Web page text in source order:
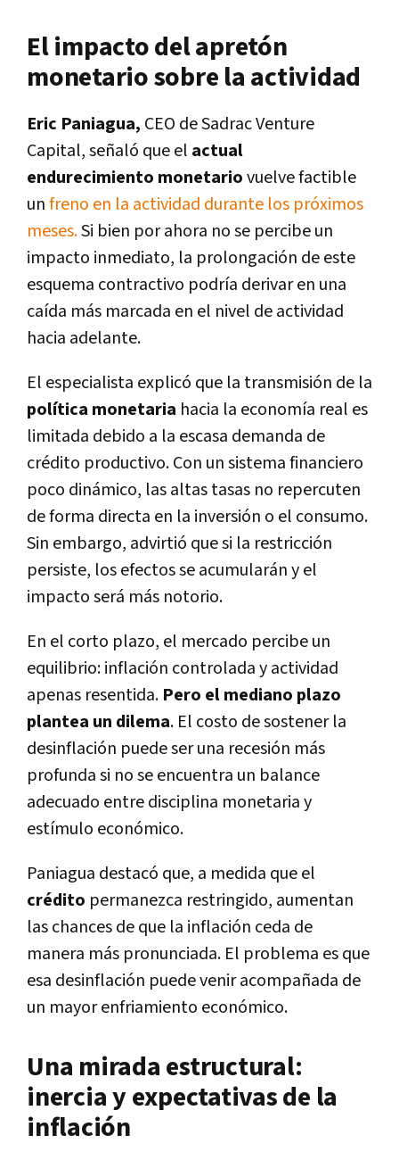
El impacto del apretón
monetario sobre la actividad
Eric Paniagua, CEO de Sadrac Venture
Capital, señaló que el actual
endurecimiento monetariovuelve factible
unfreno en la actividad durante los próximos
meses.Si bien por ahora no se percibe un
impacto inmediato, la prolongación de este
esquema contractivo podría derivar en una
caída más marcada en el nivel de actividad
hacia adelante.
El especialista explicó que la transmisión de la
política monetaria hacia la economía real es
limitada debido a la escasa demanda de
crédito productivo. Con un sistema financiero
poco dinámico, las altas tasas no repercuten
de forma directa en la inversión o el consumo.
Sin embargo, advirtió que si la restricción
persiste, los efectos se acumularán y el
impacto será más notorio.
En el corto plazo, el mercado percibe un
equilibrio: inflación controlada y actividad
apenas resentida. Pero el mediano plazo
plantea un dilema. El costo de sostener la
desinflación puede ser una recesión más
profunda si no se encuentra un balance
adecuado entre disciplina monetaria y
estímulo económico.
Paniagua destacó que, a medida que el
crédito permanezca restringido, aumentan
las chances de que la inflación ceda de
manera más pronunciada. El problema es que
esa desinflación puede venir acompañada de
un mayor enfriamiento económico.
Una mirada estructural:
inercia y expectativas de la
inflación